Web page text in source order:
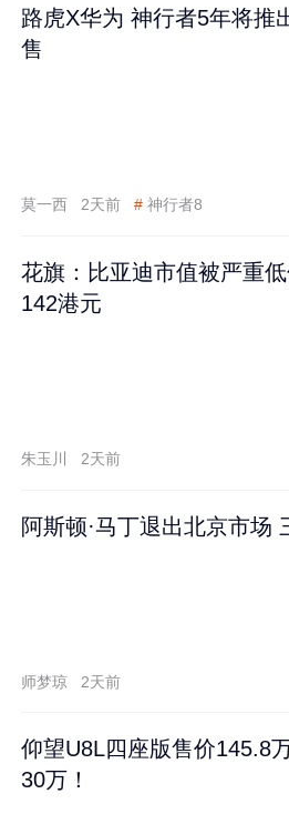
路虎X华为 神行者5年将推
售
莫一西 2天前 # 神行者8
花旗：比亚迪市值被严重
142港元
朱玉川 2天前
阿斯顿·马丁退出北京市场
师梦琼 2天前
仰望U8L四座版售价145.8
30万！